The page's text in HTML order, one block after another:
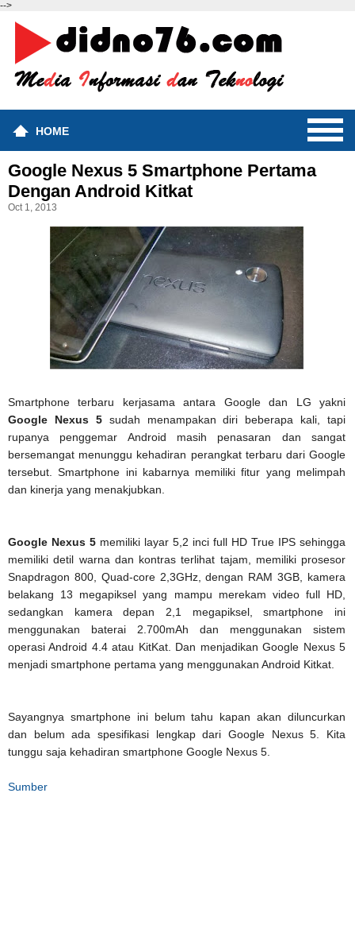
-->
HOME
Google Nexus 5 Smartphone Pertama
Dengan Android Kitkat
Oct 1, 2013
Smartphone terbaru kerjasama antara Google dan LG yakni
Google Nexus 5sudah menampakan diri beberapa kali, tapi
rupanya penggemar Android masih penasaran dan sangat
bersemangat menunggu kehadiran perangkat terbaru dari Google
tersebut. Smartphone ini kabarnya memiliki fitur yang melimpah
dan kinerja yang menakjubkan.
Google Nexus 5 memiliki layar 5,2 inci full HD True IPS sehingga
memiliki detil warna dan kontras terlihat tajam, memiliki prosesor
Snapdragon 800, Quad-core 2,3GHz, dengan RAM 3GB, kamera
belakang 13 megapiksel yang mampu merekam video full HD,
sedangkan kamera depan 2,1 megapiksel, smartphone ini
menggunakan baterai 2.700mAh dan menggunakan sistem
operasi Android 4.4 atau KitKat. Dan menjadikan Google Nexus 5
menjadi smartphone pertama yang menggunakan Android Kitkat.
Sayangnya smartphone ini belum tahu kapan akan diluncurkan
dan belum ada spesifikasi lengkap dari Google Nexus 5. Kita
tunggu saja kehadiran smartphone Google Nexus 5.
Sumber